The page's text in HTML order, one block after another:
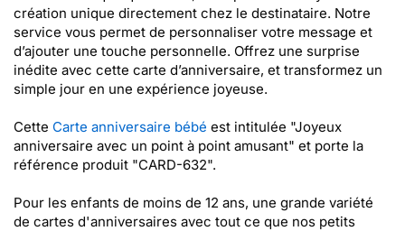
création unique directement chez le destinataire. Notre
service vous permet de personnaliser votre message et
d’ajouter une touche personnelle. Offrez une surprise
inédite avec cette carte d’anniversaire, et transformez un
simple jour en une expérience joyeuse.
Cette Carte anniversaire bébé est intitulée "Joyeux
anniversaire avec un point à point amusant" et porte la
référence produit "CARD-632".
Pour les enfants de moins de 12 ans, une grande variété
de cartes d'anniversaires avec tout ce que nos petits